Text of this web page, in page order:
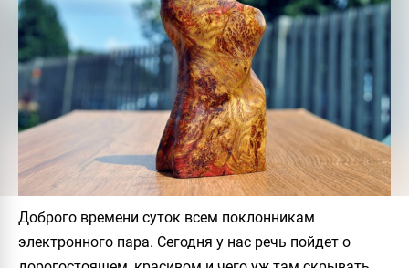
Доброго времени суток всем поклонникам
электронного пара. Сегодня у нас речь пойдет о